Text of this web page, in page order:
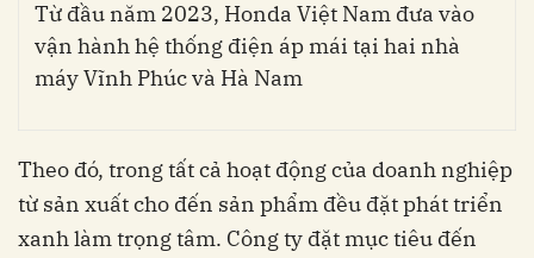
Từ đầu năm 2023, Honda Việt Nam đưa vào
vận hành hệ thống điện áp mái tại hai nhà
máy Vĩnh Phúc và Hà Nam
Theo đó, trong tất cả hoạt động của doanh nghiệp
từ sản xuất cho đến sản phẩm đều đặt phát triển
xanh làm trọng tâm. Công ty đặt mục tiêu đến